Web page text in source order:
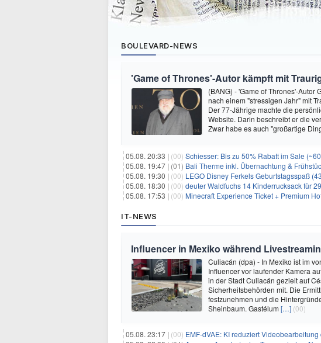
BOULEVARD-NEWS
'Game of Thrones'-Autor kämpft mit
(BANG) - 'Game of Thrones'-Autor
nach einem "stressigen Jahr" mit
Der 77-Jährige machte die
Website. Darin beschreibt er die
Zwar habe es auch "großartige
05.08. 20:33 | (00) Schiesser: Bis zu 50% Rabatt im Sale
05.08. 19:47 | (01) Bali Therme inkl. Übernachtung &
05.08. 19:30 | (00) LEGO Disney Ferkels Geburtstagsspaß
05.08. 18:30 | (00) deuter Waldfuchs 14 Kinderrucksack für
05.08. 17:53 | (00) Minecraft Experience Ticket + Premium
IT-NEWS
Influencer in Mexiko während
Culiacán (dpa) - In Mexiko ist im
Influencer vor laufender Kamera
in der Stadt Culiacán gezielt auf
Sicherheitsbehörden mit. Die
festzunehmen und die
Sheinbaum. Gastélum[…] (00)
05.08. 23:17 | (00) EMF-dVAE: KI reduziert